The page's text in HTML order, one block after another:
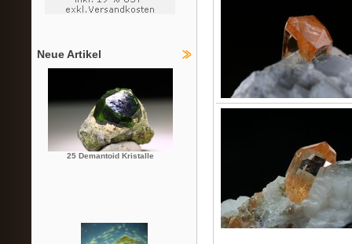
Neue Artikel
25 Demantoid Kristalle